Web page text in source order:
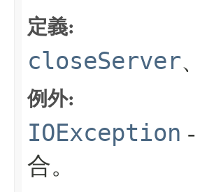
定義:
closeServer
例外:
IOException
合。